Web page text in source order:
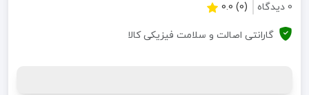
0 دیدگاه
(0) 0.0
گارانتی اصالت و سلامت فیزیکی کالا